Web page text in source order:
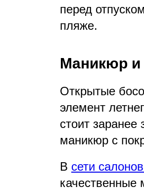
перед
пляже.
Маникюр и
Открытые
элемент
стоит заранее
маникюр с
В сети
качественные